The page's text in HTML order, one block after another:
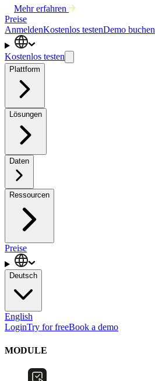
Mehr erfahren
Preise
AnmeldenKostenlos testenDemo buchen
Kostenlos testen
Plattform
Lösungen
Daten
Ressourcen
Preise
Deutsch
English
LoginTry for freeBook a demo
MODULE